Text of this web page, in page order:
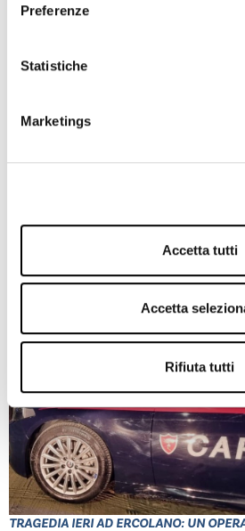
Preferenze
Statistiche
Marketings
Accetta tutti
Accetta
Rifiuta tutti
PONTICELLI: DODICENNE FERITO A
BRADISISMO
TRAGEDIA IERI AD ERCOLANO: UN